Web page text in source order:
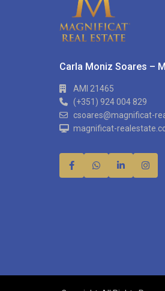
Carla Moniz Soares –
AMI 21465
(+351) 924 004 829
csoares@magnificat-
magnificat-